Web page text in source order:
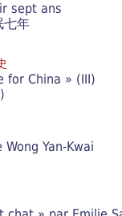
sept ans
七年
for China » (III)
Yan-Kwai